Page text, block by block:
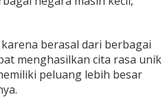
berasal dari berbagai
menghasilkan cita rasa unik
peluang lebih besar